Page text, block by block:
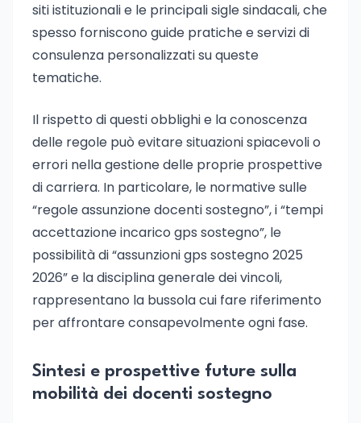
siti istituzionali e le principali sigle sindacali, che
spesso forniscono guide pratiche e servizi di
consulenza personalizzati su queste
tematiche.
Il rispetto di questi obblighi e la conoscenza
delle regole può evitare situazioni spiacevoli o
errori nella gestione delle proprie prospettive
di carriera. In particolare, le normative sulle
“regole assunzione docenti sostegno”, i “tempi
accettazione incarico gps sostegno”, le
possibilità di “assunzioni gps sostegno 2025
2026” e la disciplina generale dei vincoli,
rappresentano la bussola cui fare riferimento
per affrontare consapevolmente ogni fase.
Sintesi e prospettive future sulla
mobilità dei docenti sostegno